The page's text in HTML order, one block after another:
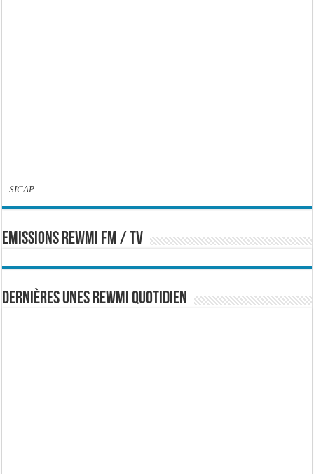
SICAP
EMISSIONS REWMI FM / TV
Dernières Unes Rewmi Quotidien